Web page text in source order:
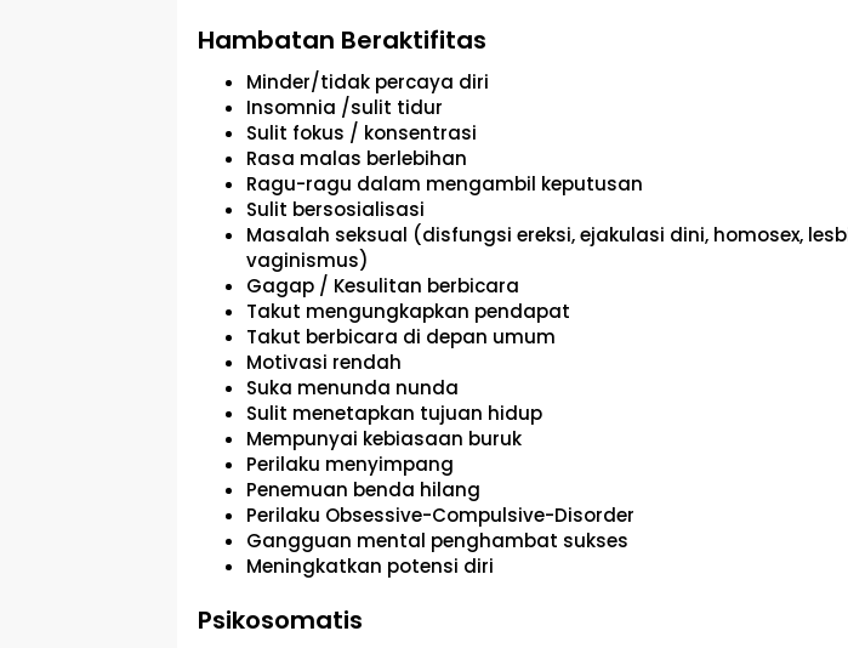
Hambatan Beraktifitas
Minder/tidak percaya diri
Insomnia /sulit tidur
Sulit fokus / konsentrasi
Rasa malas berlebihan
Ragu-ragu dalam mengambil keputusan
Sulit bersosialisasi
Masalah seksual (disfungsi ereksi, ejakulasi dini, homosex,
vaginismus)
Gagap / Kesulitan berbicara
Takut mengungkapkan pendapat
Takut berbicara di depan umum
Motivasi rendah
Suka menunda nunda
Sulit menetapkan tujuan hidup
Mempunyai kebiasaan buruk
Perilaku menyimpang
Penemuan benda hilang
Perilaku Obsessive-Compulsive-Disorder
Gangguan mental penghambat sukses
Meningkatkan potensi diri
Psikosomatis